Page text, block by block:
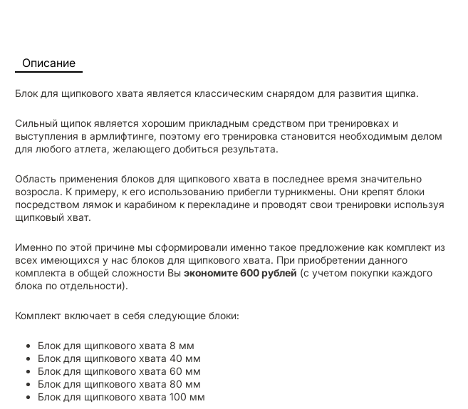
Описание
Блок для щипкового хвата является классическим снарядом для развития щипка.
Сильный щипок является хорошим прикладным средством при тренировках и
выступления в армлифтинге, поэтому его тренировка становится необходимым делом
для любого атлета, желающего добиться результата.
Область применения блоков для щипкового хвата в последнее время значительно
возросла. К примеру, к его использованию прибегли турникмены. Они крепят блоки
посредством лямок и карабином к перекладине и проводят свои тренировки используя
щипковый хват.
Именно по этой причине мы сформировали именно такое предложение как комплект из
всех имеющихся у нас блоков для щипкового хвата. При приобретении данного
комплекта в общей сложности Выэкономите 600 рублей (с учетом покупки каждого
блока по отдельности).
Комплект включает в себя следующие блоки:
Блок для щипкового хвата 8 мм
Блок для щипкового хвата 40 мм
Блок для щипкового хвата 60 мм
Блок для щипкового хвата 80 мм
Блок для щипкового хвата 100 мм